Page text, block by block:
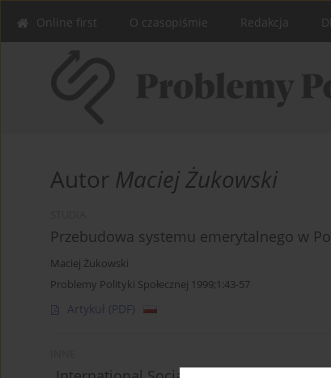
Online first O czasopiśmie Redakcja
Autor Maciej Żukowski
Przebudowa systemu emerytalnego w
Maciej Żukowski
Problemy Polityki Społecznej 1999;1:43-57
Artykuł (PDF)